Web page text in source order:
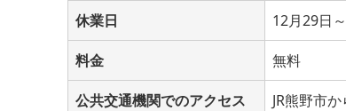
休業日 12月29日
料金 無料
公共交通機関でのアクセス JR熊野市